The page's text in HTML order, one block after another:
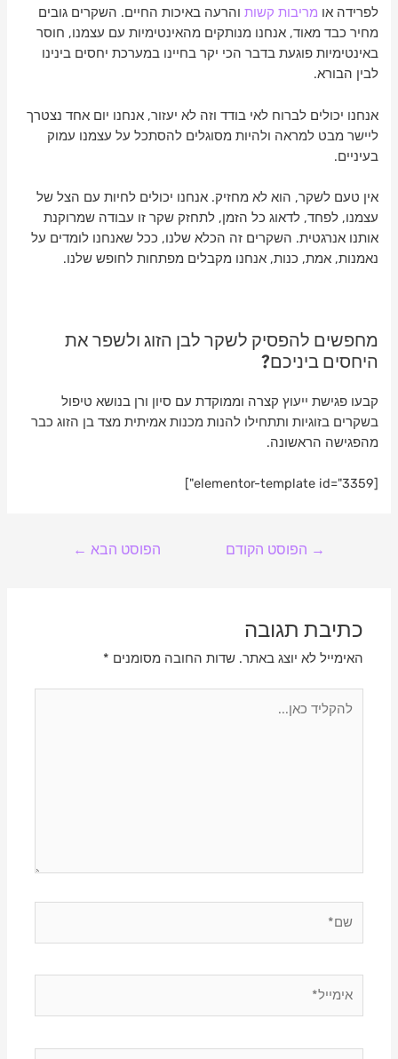
לפרידה או מריבות קשות והרעה באיכות החיים. השקרים גובים
מחיר כבד מאוד, אנחנו מנותקים מהאינטימיות עם עצמנו, חוסר
באינטימיות פוגעת בדבר הכי יקר בחיינו במערכת יחסים בינינו
לבין הבורא.
אנחנו יכולים לברוח לאי בודד וזה לא יעזור, אנחנו יום אחד נצטרך
ליישר מבט למראה ולהיות מסוגלים להסתכל על עצמנו עמוק
בעיניים.
אין טעם לשקר, הוא לא מחזיק. אנחנו יכולים לחיות עם הצל של
עצמנו, לפחד, לדאוג כל הזמן, לתחזק שקר זו עבודה שמרוקנת
אותנו אנרגטית. השקרים זה הכלא שלנו, ככל שאנחנו לומדים על
נאמנות, אמת, כנות, אנחנו מקבלים מפתחות לחופש שלנו.
מחפשים להפסיק לשקר לבן הזוג ולשפר את
היחסים ביניכם?
קבעו פגישת ייעוץ קצרה וממוקדת עם סיון ורן בנושא טיפול
בשקרים בזוגיות ותתחילו להנות מכנות אמיתית מצד בן הזוג כבר
מהפגישה הראשונה.
[elementor-template id="3359"]
→ הפוסט הקודם הפוסט הבא ←
כתיבת תגובה
האימייל לא יוצג באתר. שדות החובה מסומנים *
כאן...